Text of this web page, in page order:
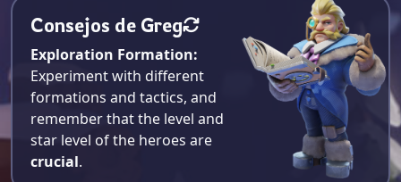
Consejos de Greg
Exploration Formation:
Experiment with different
formations and tactics, and
remember that the level and
star level of the heroes are
crucial.